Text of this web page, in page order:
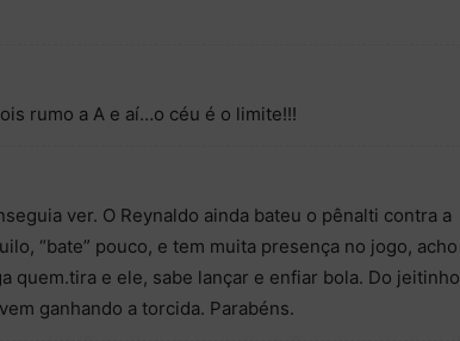
rumo a A e aí…o céu é o limite!!!
ver. O Reynaldo ainda bateu o pênalti contra a
“bate” pouco, e tem muita presença no jogo, acho
quem.tira e ele, sabe lançar e enfiar bola. Do jeitinho
ganhando a torcida. Parabéns.